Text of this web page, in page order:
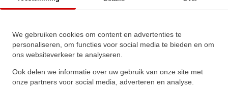
We gebruiken cookies om content en advertenties te
personaliseren, om functies voor social media te bieden en om
ons websiteverkeer te analyseren.
Ook delen we informatie over uw gebruik van onze site met
onze partners voor social media, adverteren en analyse.
Nachi Hoekcontactlager Eenrijig
7201 B (12x32x10mm)
★★★★★
★★★★★
Schrijf een review!